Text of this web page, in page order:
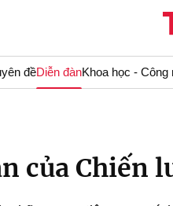
đềDiễn đànKhoa học - Công
của Chiến